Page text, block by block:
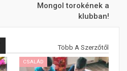
Mongol torokének a
klubban!
Több A Szerzőtől
CSALÁD